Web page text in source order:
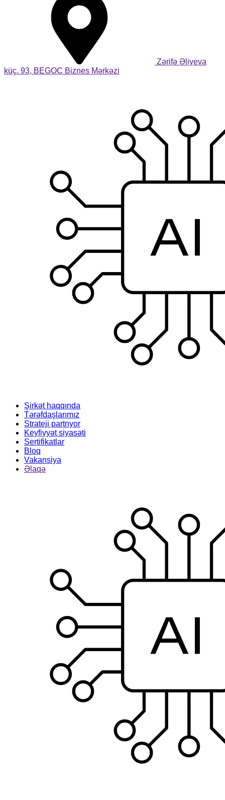
Zərifə Əliyeva
küç. 93, BEGOC Biznes Mərkəzi
Şirkət haqqında
Tərəfdaşlarımız
Strateji partnyor
Keyfiyyət siyasəti
Sertifikatlar
Bloq
Vakansiya
Əlaqə